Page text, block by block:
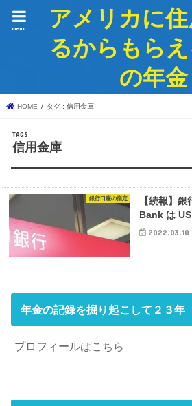
アメリカに
るからもら
の年金
menu
HOME タグ : 信用金庫
信用金庫
銀行口座の指定
【続報】
Bank は
2022.03.10
年金の記録を掘り起こして２３年
プロフィールはこちら